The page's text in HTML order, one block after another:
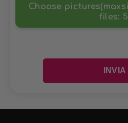
Choose
files: